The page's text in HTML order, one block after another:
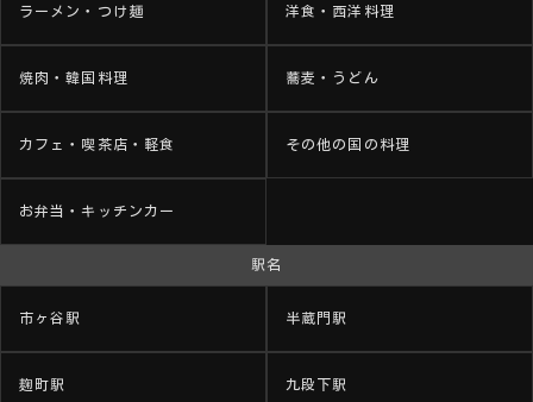
ラーメン・つけ麺 洋食・西洋料理
焼肉・韓国料理 蕎麦・うどん
カフェ・喫茶店・軽食 その他の国の料理
お弁当・キッチンカー
駅名
市ヶ谷駅 半蔵門駅
麹町駅 九段下駅